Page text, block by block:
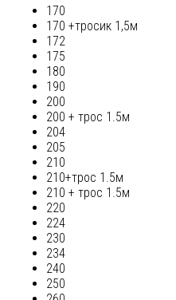
170
170 +тросик 1,5м
172
175
180
190
200
200 + трос 1.5м
204
205
210
210+трос 1.5м
210 + трос 1.5м
220
224
230
234
240
250